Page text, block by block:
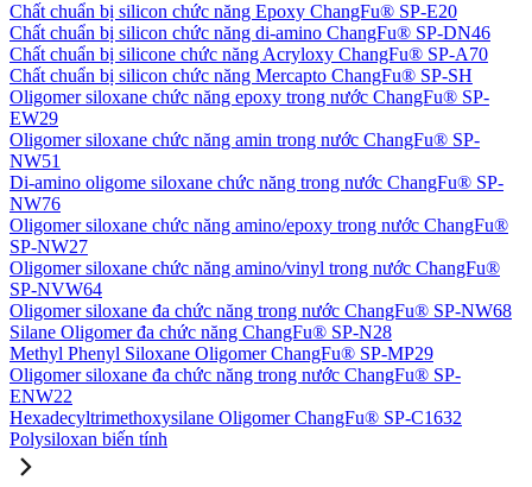
Chất chuẩn bị silicon chức năng Epoxy ChangFu® SP-E20
Chất chuẩn bị silicon chức năng di-amino ChangFu® SP-DN46
Chất chuẩn bị silicone chức năng Acryloxy ChangFu® SP-A70
Chất chuẩn bị silicon chức năng Mercapto ChangFu® SP-SH
Oligomer siloxane chức năng epoxy trong nước ChangFu® SP-
EW29
Oligomer siloxane chức năng amin trong nước ChangFu® SP-
NW51
Di-amino oligome siloxane chức năng trong nước ChangFu® SP-
NW76
Oligomer siloxane chức năng amino/epoxy trong nước ChangFu®
SP-NW27
Oligomer siloxane chức năng amino/vinyl trong nước ChangFu®
SP-NVW64
Oligomer siloxane đa chức năng trong nước ChangFu® SP-NW68
Silane Oligomer đa chức năng ChangFu® SP-N28
Methyl Phenyl Siloxane Oligomer ChangFu® SP-MP29
Oligomer siloxane đa chức năng trong nước ChangFu® SP-
ENW22
Hexadecyltrimethoxysilane Oligomer ChangFu® SP-C1632
Polysiloxan biến tính